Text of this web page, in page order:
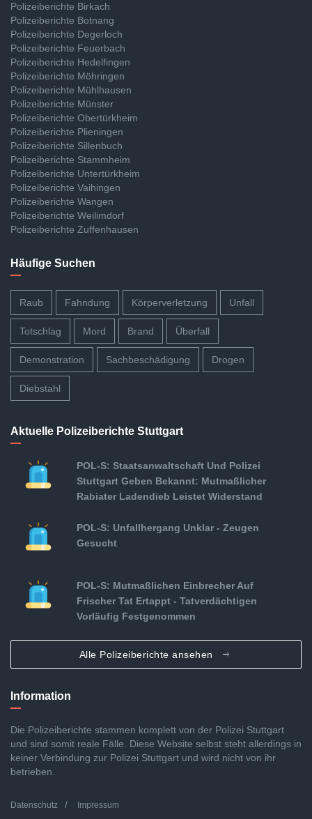
Polizeiberichte Birkach
Polizeiberichte Botnang
Polizeiberichte Degerloch
Polizeiberichte Feuerbach
Polizeiberichte Hedelfingen
Polizeiberichte Möhringen
Polizeiberichte Mühlhausen
Polizeiberichte Münster
Polizeiberichte Obertürkheim
Polizeiberichte Plieningen
Polizeiberichte Sillenbuch
Polizeiberichte Stammheim
Polizeiberichte Untertürkheim
Polizeiberichte Vaihingen
Polizeiberichte Wangen
Polizeiberichte Weilimdorf
Polizeiberichte Zuffenhausen
Häufige Suchen
Raub Fahndung Körperverletzung Unfall
Totschlag Mord Brand Überfall
Demonstration Sachbeschädigung Drogen
Diebstahl
Aktuelle Polizeiberichte Stuttgart
POL-S: Staatsanwaltschaft Und Polizei
Stuttgart Geben Bekannt: Mutmaßlicher
Rabiater Ladendieb Leistet Widerstand
POL-S: Unfallhergang Unklar - Zeugen
Gesucht
POL-S: Mutmaßlichen Einbrecher Auf
Frischer Tat Ertappt - Tatverdächtigen
Vorläufig Festgenommen
Alle Polizeiberichte ansehen
Information
Die Polizeiberichte stammen komplett von der Polizei Stuttgart
und sind somit reale Fälle. Diese Website selbst steht allerdings in
keiner Verbindung zur Polizei Stuttgart und wird nicht von ihr
betrieben.
Datenschutz Impressum